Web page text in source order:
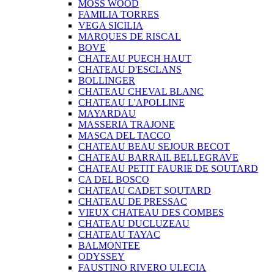
MOSS WOOD
FAMILIA TORRES
VEGA SICILIA
MARQUES DE RISCAL
BOVE
CHATEAU PUECH HAUT
CHATEAU D'ESCLANS
BOLLINGER
CHATEAU CHEVAL BLANC
CHATEAU L'APOLLINE
MAYARDAU
MASSERIA TRAJONE
MASCA DEL TACCO
CHATEAU BEAU SEJOUR BECOT
CHATEAU BARRAIL BELLEGRAVE
CHATEAU PETIT FAURIE DE SOUTARD
CA DEL BOSCO
CHATEAU CADET SOUTARD
CHATEAU DE PRESSAC
VIEUX CHATEAU DES COMBES
CHATEAU DUCLUZEAU
CHATEAU TAYAC
BALMONTEE
ODYSSEY
FAUSTINO RIVERO ULECIA